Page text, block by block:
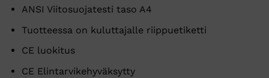
ANSI Viitosuojatesti taso A4
Tuotteessa on kuluttajalle riippuetiketti
CE luokitus
CE Elintarvikehyväksytty